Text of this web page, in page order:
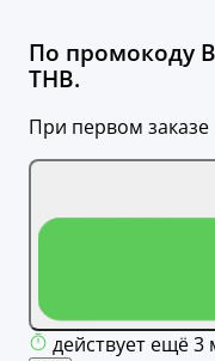
По промокоду
THB.
При первом заказе
действует ещё 3